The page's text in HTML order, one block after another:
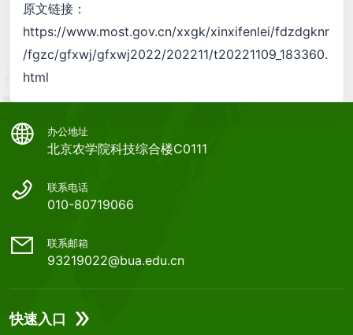
原文链接：
https://www.most.gov.cn/xxgk/xinxifenlei/fdzdgknr
/fgzc/gfxwj/gfxwj2022/202211/t20221109_183360.
html
办公地址
北京农学院科技综合楼C0111
联系电话
010-80719066
联系邮箱
93219022@bua.edu.cn
快速入口